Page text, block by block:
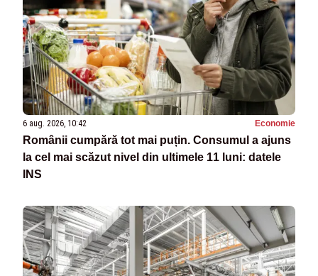
6 aug. 2026, 10:42 Economie
Românii cumpără tot mai puțin. Consumul a ajuns
la cel mai scăzut nivel din ultimele 11 luni: datele
INS